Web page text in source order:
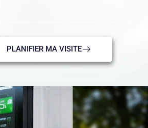
PLANIFIER MA VISITE